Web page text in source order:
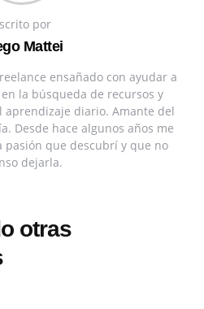
por
Mattei
ensañado con ayudar a
la búsqueda de recursos y
aprendizaje diario. Amante del
Desde hace algunos años me
pasión que descubrí y que no
dejarla.
otras